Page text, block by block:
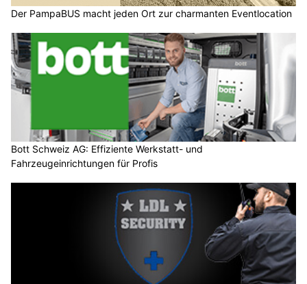
Der PampaBUS macht jeden Ort zur charmanten Eventlocation
Bott Schweiz AG: Effiziente Werkstatt- und
Fahrzeugeinrichtungen für Profis